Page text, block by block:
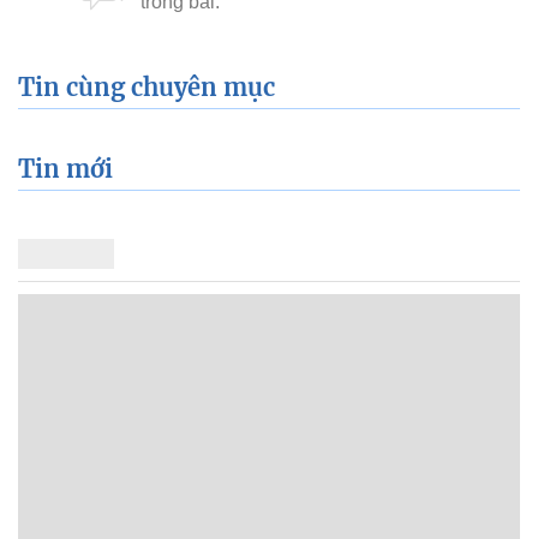
Tin cùng chuyên mục
Tin mới